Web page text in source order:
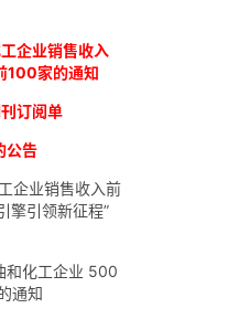
企业销售收入
100家的通知
订阅单
公告
企业销售收入前
擎引领新征程”
和化工企业 500
通知